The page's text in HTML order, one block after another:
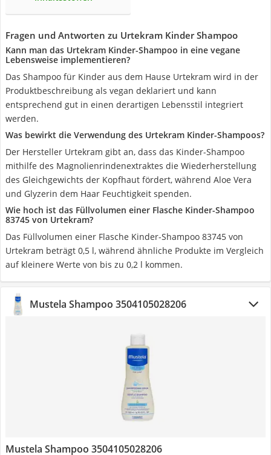
Fragen und Antworten zu Urtekram Kinder Shampoo
Kann man das Urtekram Kinder-Shampoo in eine vegane
Lebensweise implementieren?
Das Shampoo für Kinder aus dem Hause Urtekram wird in der
Produktbeschreibung als vegan deklariert und kann
entsprechend gut in einen derartigen Lebensstil integriert
werden.
Was bewirkt die Verwendung des Urtekram Kinder-Shampoos?
Der Hersteller Urtekram gibt an, dass das Kinder-Shampoo
mithilfe des Magnolienrindenextraktes die Wiederherstellung
des Gleichgewichts der Kopfhaut fördert, während Aloe Vera
und Glyzerin dem Haar Feuchtigkeit spenden.
Wie hoch ist das Füllvolumen einer Flasche Kinder-Shampoo
83745 von Urtekram?
Das Füllvolumen einer Flasche Kinder-Shampoo 83745 von
Urtekram beträgt 0,5 l, während ähnliche Produkte im Vergleich
auf kleinere Werte von bis zu 0,2 l kommen.
Mustela Shampoo 3504105028206
Mustela Shampoo 3504105028206